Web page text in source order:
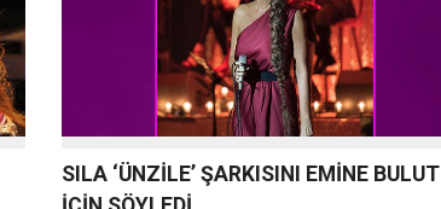
SILA ‘ÜNZİLE’ ŞARKISINI EMİNE BULUT